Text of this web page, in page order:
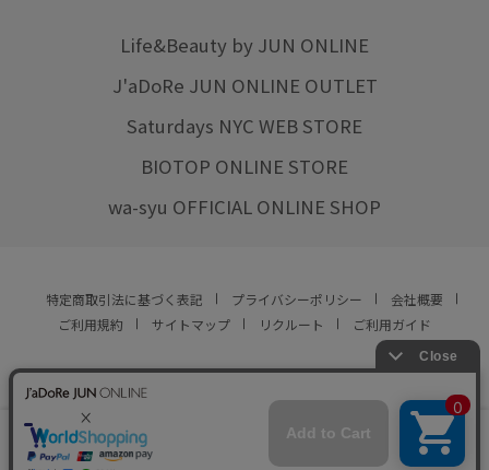
Life&Beauty by JUN ONLINE
J'aDoRe JUN ONLINE OUTLET
Saturdays NYC WEB STORE
BIOTOP ONLINE STORE
wa-syu OFFICIAL ONLINE SHOP
特定商取引法に基づく表記 プライバシーポリシー
会社概要
ご利用規約
サイトマップ リクルート ご利用ガイド
© JUN CO.,LTD. ALL RIGHTS RESERVED.
店舗在庫
をみる
カートに入れる